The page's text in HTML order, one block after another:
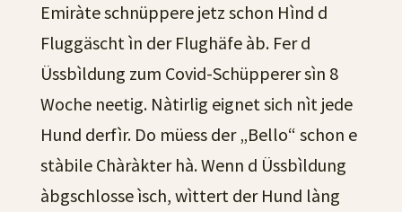
Emiràte schnüppere jetz schon Hìnd d
Fluggäscht ìn der Flughäfe àb. Fer d
Üssbìldung zum Covid-Schüpperer sìn 8
Woche neetig. Nàtirlig eignet sich nìt jede
Hund derfìr. Do müess der „Bello“ schon e
stàbile Chàràkter hà. Wenn d Üssbìldung
àbgschlosse ìsch, wìttert der Hund làng